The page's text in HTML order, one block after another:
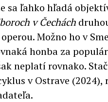
sa ľahko hľadá
v Čechách
Možno ho v
honba za
neplatí rovnako.
v Ostrave